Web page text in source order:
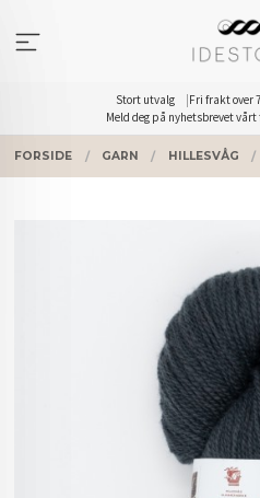
innholdet
Stort utvalg Fri frakt over
Meld deg på nyhetsbrevet
FORSIDE GARN HILLESVÅG